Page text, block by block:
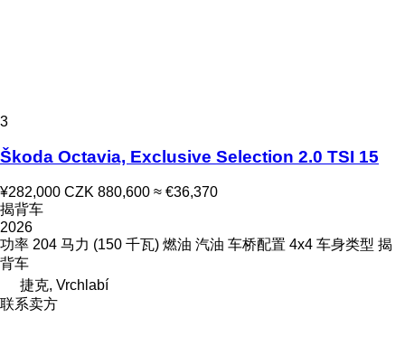
3
Škoda Octavia, Exclusive Selection 2.0 TSI 15
¥282,000 CZK 880,600 ≈ €36,370
揭背车
2026
功率 204 马力 (150 千瓦) 燃油 汽油 车桥配置 4x4 车身类型 揭
背车
捷克, Vrchlabí
联系卖方